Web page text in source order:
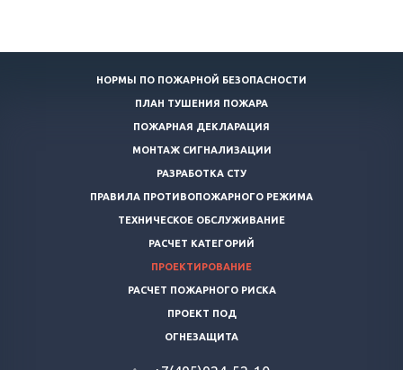
НОРМЫ ПО ПОЖАРНОЙ БЕЗОПАСНОСТИ
ПЛАН ТУШЕНИЯ ПОЖАРА
ПОЖАРНАЯ ДЕКЛАРАЦИЯ
МОНТАЖ СИГНАЛИЗАЦИИ
РАЗРАБОТКА СТУ
ПРАВИЛА ПРОТИВОПОЖАРНОГО РЕЖИМА
ТЕХНИЧЕСКОЕ ОБСЛУЖИВАНИЕ
РАСЧЕТ КАТЕГОРИЙ
ПРОЕКТИРОВАНИЕ
РАСЧЕТ ПОЖАРНОГО РИСКА
ПРОЕКТ ПОД
ОГНЕЗАЩИТА